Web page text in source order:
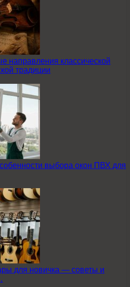
направления классической
традиции
выбора окон ПВХ для
для новичка — советы и